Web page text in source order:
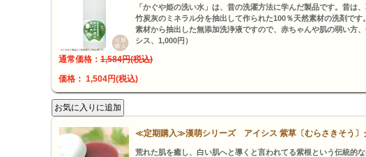
「かぐや姫の洗い水」は、昔の洗濯方法に学んだ製品です。昔
竹炭灰のミネラル分を抽出して作られた100％天然素材の洗剤で
素材から抽出した無添加洗浄液ですので、赤ちゃんや肌の弱い方
シス、1,000円）
通常価格：1,584円(税込)
価格： 1,504円(税込)
≪定期購入≫漢萌シリーズ アイシス 紫草〔むらさきそう〕
荒れた肌を癒し、白い肌へと導くと言われてる紫根という伝統的